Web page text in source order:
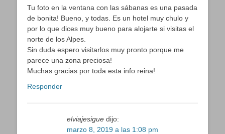
Tu foto en la ventana con las sábanas es una pasada
de bonita! Bueno, y todas. Es un hotel muy chulo y
por lo que dices muy bueno para alojarte si visitas el
norte de los Alpes.
Sin duda espero visitarlos muy pronto porque me
parece una zona preciosa!
Muchas gracias por toda esta info reina!
Responder
elviajesigue dijo:
marzo 8, 2019 a las 1:08 pm